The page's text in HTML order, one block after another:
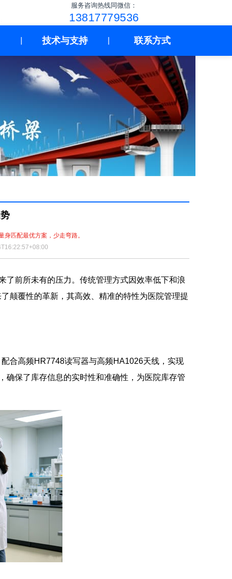
服务咨询热线同微信：
13817779536
技术与支持 联系方式
匹配最优方案，少走弯路。
了前所未有的压力。传统管理方式因效率低下和浪
颠覆性的革新，其高效、精准的特性为医院管理提
合高频HR7748读写器与高频HA1026天线，实现
确保了库存信息的实时性和准确性，为医院库存管